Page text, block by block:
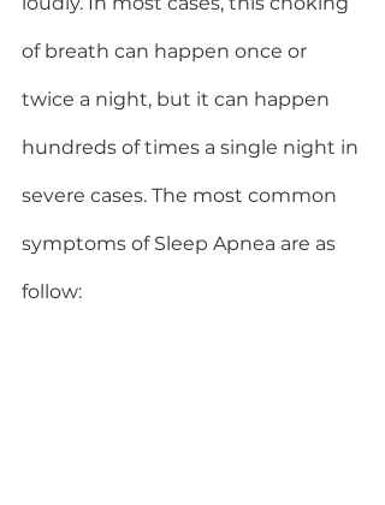
of breath can happen once or
twice a night, but it can happen
hundreds of times a single night in
severe cases. The most common
symptoms of Sleep Apnea are as
follow: